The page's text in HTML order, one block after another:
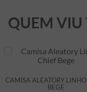
QUEM VIU
CAMISA ALEATORY
BEGE